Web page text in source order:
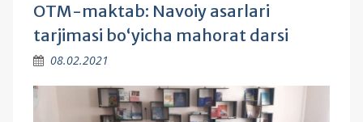
OTM-maktab: Navoiy asarlari
tarjimasi bo‘yicha mahorat darsi
08.02.2021